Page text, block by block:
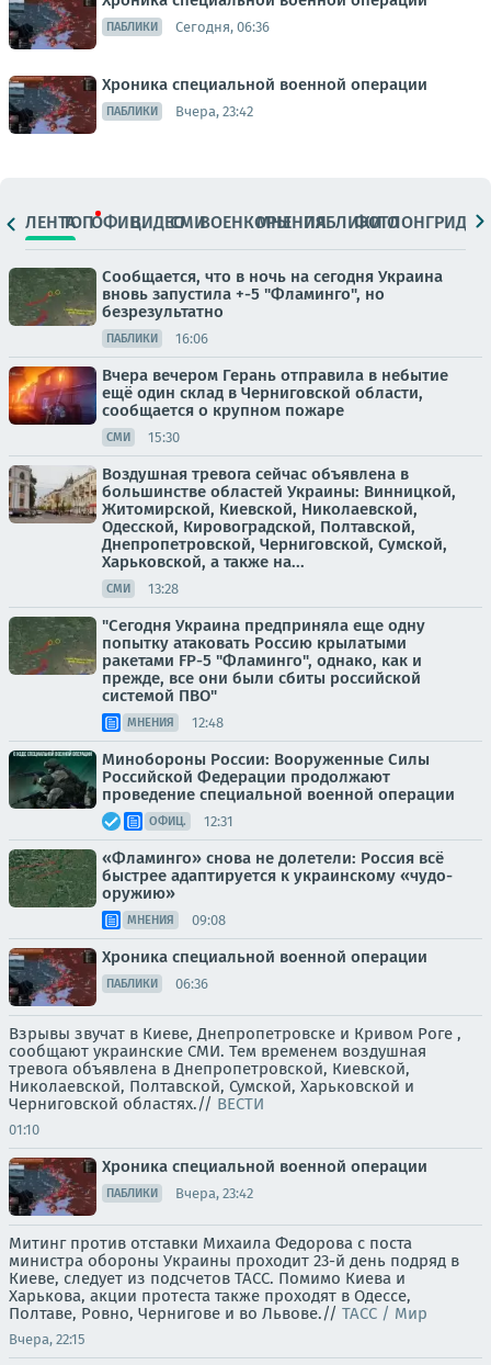
ПАБЛИКИ Сегодня, 06:36
Хроника специальной военной операции
ПАБЛИКИ Вчера, 23:42
ЛЕНТАТОПОФИЦ.ВИДЕОСМИВОЕНКОРЫМНЕНИЯПАБЛИКИ
ФОТОЛОНГРИДЫ
Сообщается, что в ночь на сегодня Украина
вновь запустила +-5 "Фламинго", но
безрезультатно
ПАБЛИКИ 16:06
Вчера вечером Герань отправила в небытие
ещё один склад в Черниговской области,
сообщается о крупном пожаре
СМИ 15:30
Воздушная тревога сейчас объявлена в
большинстве областей Украины: Винницкой,
Житомирской, Киевской, Николаевской,
Одесской, Кировоградской, Полтавской,
Днепропетровской, Черниговской, Сумской,
Харьковской, а также на...
СМИ 13:28
"Сегодня Украина предприняла еще одну
попытку атаковать Россию крылатыми
ракетами FP-5 "Фламинго", однако, как и
прежде, все они были сбиты российской
системой ПВО"
МНЕНИЯ 12:48
Минобороны России: Вооруженные Силы
Российской Федерации продолжают
проведение специальной военной операции
ОФИЦ. 12:31
«Фламинго» снова не долетели: Россия всё
быстрее адаптируется к украинскому «чудо-
оружию»
МНЕНИЯ 09:08
Хроника специальной военной операции
ПАБЛИКИ 06:36
Взрывы звучат в Киеве, Днепропетровске и Кривом Роге ,
сообщают украинские СМИ. Тем временем воздушная
тревога объявлена в Днепропетровской, Киевской,
Николаевской, Полтавской, Сумской, Харьковской и
Черниговской областях.// ВЕСТИ
01:10
Хроника специальной военной операции
ПАБЛИКИ Вчера, 23:42
Митинг против отставки Михаила Федорова с поста
министра обороны Украины проходит 23-й день подряд в
Киеве, следует из подсчетов ТАСС. Помимо Киева и
Харькова, акции протеста также проходят в Одессе,
Полтаве, Ровно, Чернигове и во Львове.// ТАСС / Мир
Вчера, 22:15